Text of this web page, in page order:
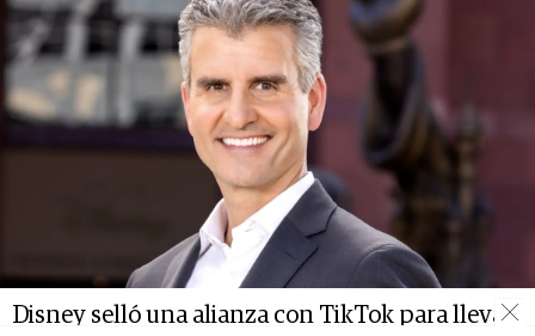
Disney selló una alianza con TikTok para llevar